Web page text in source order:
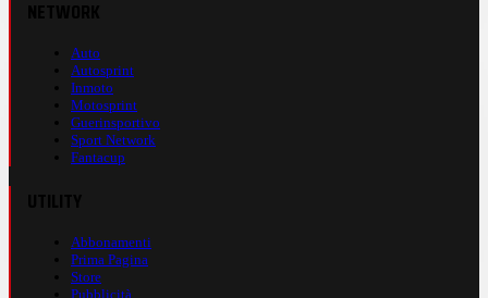
Auto
Autosprint
Inmoto
Motosprint
Guerinsportivo
Sport Network
Fantacup
Abbonamenti
Prima Pagina
Store
Pubblicità